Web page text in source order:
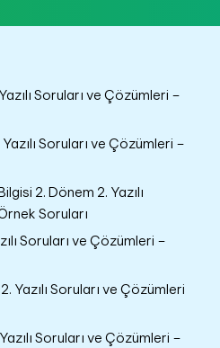
Soruları ve Çözümleri –
Yazılı Soruları ve Çözümleri –
2. Dönem 2. Yazılı
Soruları
Soruları ve Çözümleri –
Yazılı Soruları ve Çözümleri
Soruları ve Çözümleri –